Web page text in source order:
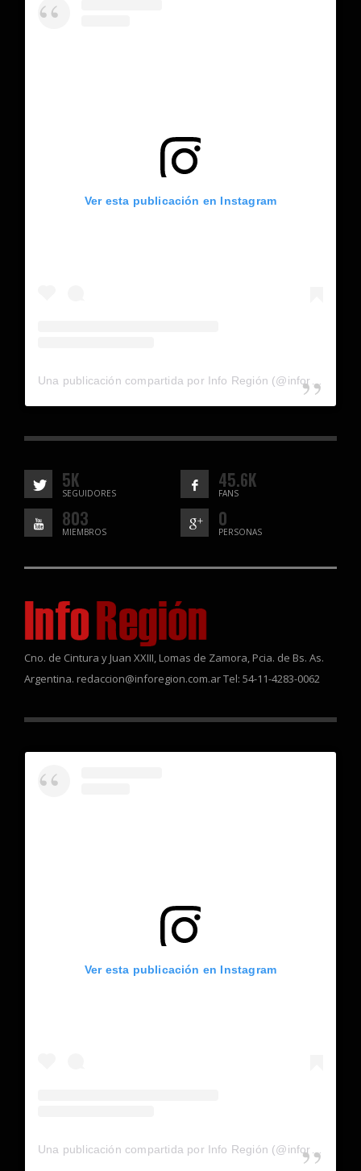
Ver esta publicación en Instagram
Una publicación compartida por Info Región (@inforegion_redes)
5K
SEGUIDORES
45.6K
FANS
803
MIEMBROS
0
PERSONAS
Cno. de Cintura y Juan XXIII, Lomas de Zamora, Pcia. de Bs. As.
Argentina. redaccion@inforegion.com.ar Tel: 54-11-4283-0062
Ver esta publicación en Instagram